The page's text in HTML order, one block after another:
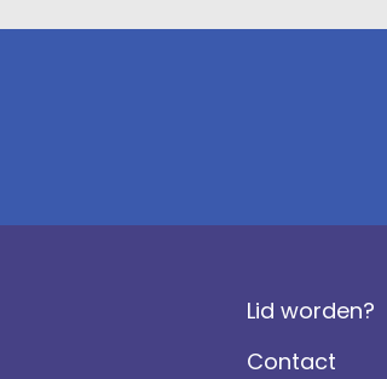
Lid worden?
Contact